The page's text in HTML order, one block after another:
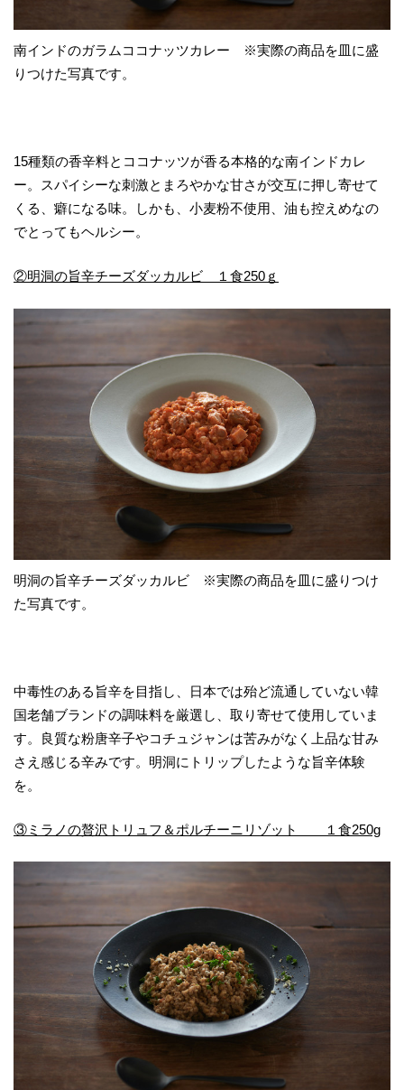
南インドのガラムココナッツカレー ※実際の商品を皿に盛
りつけた写真です。
15種類の香辛料とココナッツが香る本格的な南インドカレ
ー。スパイシーな刺激とまろやかな甘さが交互に押し寄せて
くる、癖になる味。しかも、小麦粉不使用、油も控えめなの
でとってもヘルシー。
②明洞の旨辛チーズダッカルビ １食250ｇ
明洞の旨辛チーズダッカルビ ※実際の商品を皿に盛りつけ
た写真です。
中毒性のある旨辛を目指し、日本では殆ど流通していない韓
国老舗ブランドの調味料を厳選し、取り寄せて使用していま
す。良質な粉唐辛子やコチュジャンは苦みがなく上品な甘み
さえ感じる辛みです。明洞にトリップしたような旨辛体験
を。
③ミラノの贅沢トリュフ＆ポルチーニリゾット １食250g